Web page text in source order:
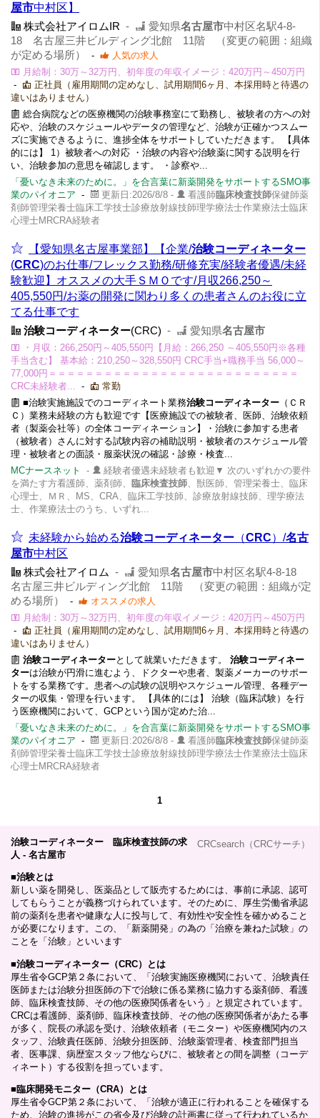
屋市中村区】
株式会社アイロムIR - 愛知県名古屋市中村区名駅4-8-
18 名古屋三井ビルディング北館 11階 （変更の範囲：組織
が定める場所）
-
人気の求人
月給制：30万～32万円、初年度の年収イメージ：420万円～450万円
-
正社員（雇用期間の定めなし、試用期間6ヶ月、本採用時と待遇の
違いはありません）
総合病院などの医療機関の治験事務室にて勤務し、被験者の方への対
応や、治験のスケジュールやデータの管理など、治験が正確かつスムー
ズに実施できるように、進捗全体をサポートしていただきます。 【具体
的には】 1）被験者への対応 ・治験の内容や治験薬に関する説明を行
い、治験参加の意思を確認します。 ・診察や...
「憂いなき未来のために。」を合言葉に新薬開発をサポートするSMO事
業のパイオニア - 更新日:2026/8/8 - 看護師 臨床検査技師保健師薬
剤師管理栄養士臨床工学技士診療放射線技師理学療法士作業療法士臨床
心理士MRCRA経験者
【愛知県名古屋事業部】【企業/治験コーディネーター
(CRC)のお仕事/フレックス勤務/研修充実/経験者優遇/未経
験歓迎】オススメの大手ＳＭＯです/月収266,250～
405,550円/お薬の開発に関わり多くの患者さんのお役に立
てる仕事です
治験コーディネーター(CRC) - 愛知県名古屋市
・月収：266,250円～405,550円【月給：266,250 ～405,550円※各種
手当含む】 基本給：210,250～328,550円 CRC手当+職務手当 56,000～
77,000円＝＝＝＝＝＝＝＝＝＝＝＝＝＝＝＝＝＝＝＝＝＝＝＝＝＝＝
CRC未経験者...
-
常勤
■治験実施施設でのコーディネート業務治験コーディネーター （ＣＲ
Ｃ）業務未経験の方も歓迎です【医療施設での被験者、医師、治験依頼
者（製薬会社等）の全体コーディネーション】・治験に参加する患者
（被験者）さんに対する試験内容の補助説明・被験者のスケジュール管
理・被験者との面談・服薬状況の確認・診療・検査...
MCナースネット
-
経験者優遇未経験者も歓迎▼ 次のいずれかの要件
を満たす方看護師、薬剤師、
臨床検査技師 、獣医師、管理栄養士、臨床
心理士、ＭＲ、MS、CRA、臨床工学技師、診療放射線技師、理学療法
士、作業療法士のうち、いずれ...
未経験から始める治験コーディネーター （CRC）/名古
屋市中村区
株式会社アイロム - 愛知県名古屋市中村区名駅4-8-18
名古屋三井ビルディング北館 11階 （変更の範囲：組織が定
める場所）
-
オススメの求人
月給制：30万～32万円、初年度の年収イメージ：420万円～450万円
-
正社員（雇用期間の定めなし、試用期間6ヶ月、本採用時と待遇の
違いはありません）
治験コーディネーターとして就業いただきます。 治験コーディネー
ターは治験が円滑に進むよう、ドクターや患者、製薬メーカーのサポー
トをする業務です。患者への試験の説明やスケジュール管理、各種デー
ターの収集・管理を行います。 【具体的には】 治験（臨床試験）を行
う医療機関において、GCPという国が定めた治...
「憂いなき未来のために。」を合言葉に新薬開発をサポートするSMO事
業のパイオニア - 更新日:2026/8/8 - 看護師 臨床検査技師保健師薬
剤師管理栄養士臨床工学技士診療放射線技師理学療法士作業療法士臨床
心理士MRCRA経験者
1
CRCsearch（CRCサーチ）
治験コーディネーター 臨床検査技師の求
人 - 名古屋市
■治験とは
新しい薬を開発し、医薬品として販売するためには、事前に承認、認可
してもらうことが義務づけられています。そのために、厚生労働省承認
前の薬剤を患者や健康な人に投与して、有効性や安全性を確かめること
が必要になります。この、「新薬開発」の為の「治療を兼ねた試験」の
ことを「治験」といいます
■治験コーディネーター（CRC）とは
厚生省令GCP第２条において、「治験実施医療機関において、治験責任
医師または治験分担医師の下で治験に係る業務に協力する薬剤師、看護
師、臨床検査技師、その他の医療関係者をいう」と規定されています。
CRCは看護師、薬剤師、臨床検査技師、その他の医療関係者があたる事
が多く、院長の承認を受け、治験依頼者（モニター）や医療機関内のス
タッフ、治験責任医師、治験分担医師、治験薬管理者、検査部門担当
者、医事課、病歴室スタッフ他ならびに、被験者との間を調整（コーデ
ィネート）する役割を担っています。
■臨床開発モニター（CRA）とは
厚生省令GCP第２条において、「治験が適正に行われることを確保する
ため、治験の進捗がこの省令及び治験の計画書に従って行われているか